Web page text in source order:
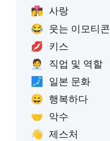
👩‍❤️‍💋‍👨 사랑
😂 웃는 이모티콘
💋 키스
🧑‍💼 직업 및 역할
🗾 일본 문화
😄 행복하다
🤝 악수
👋 제스처